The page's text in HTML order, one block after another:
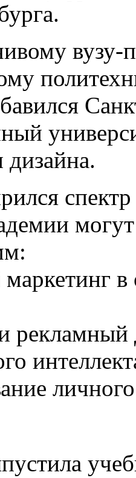
вузу-
дизайна.
в